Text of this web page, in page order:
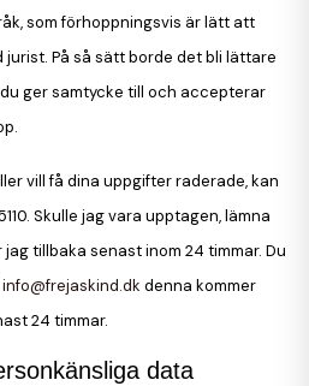
som förhoppningsvis är lätt att
På så sätt borde det bli lättare
ger samtycke till och accepterar
vill få dina uppgifter raderade, kan
Skulle jag vara upptagen, lämna
tillbaka senast inom 24 timmar. Du
info@frejaskind.dk denna kommer
24 timmar.
data